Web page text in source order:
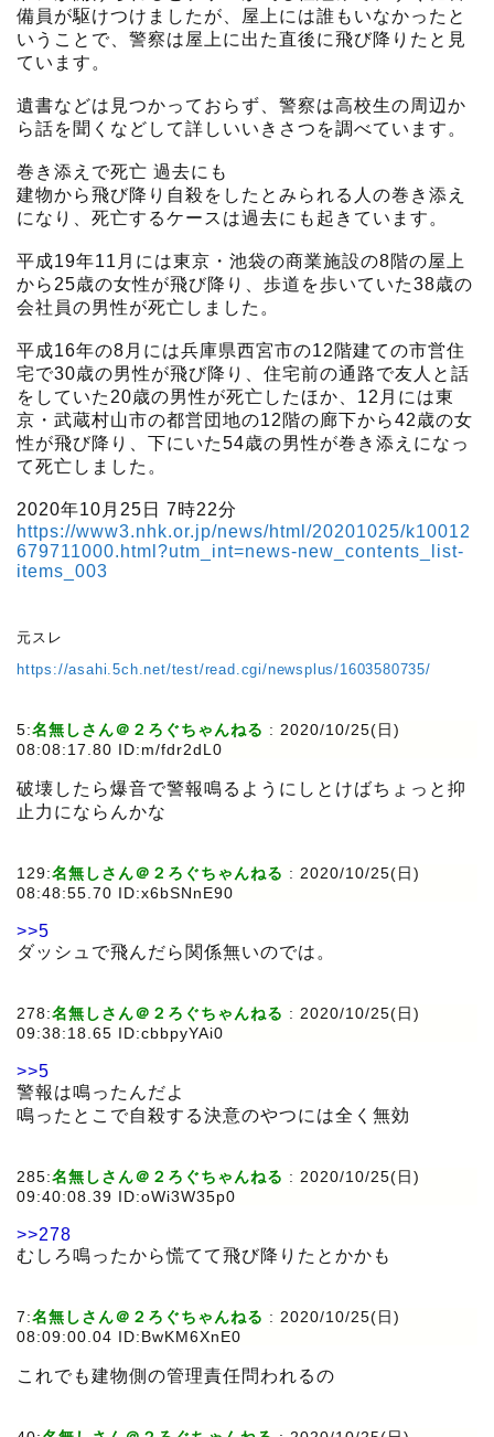
備員が駆けつけましたが、屋上には誰もいなかったと
いうことで、警察は屋上に出た直後に飛び降りたと見
ています。
遺書などは見つかっておらず、警察は高校生の周辺か
ら話を聞くなどして詳しいいきさつを調べています。
巻き添えで死亡 過去にも
建物から飛び降り自殺をしたとみられる人の巻き添え
になり、死亡するケースは過去にも起きています。
平成19年11月には東京・池袋の商業施設の8階の屋上
から25歳の女性が飛び降り、歩道を歩いていた38歳の
会社員の男性が死亡しました。
平成16年の8月には兵庫県西宮市の12階建ての市営住
宅で30歳の男性が飛び降り、住宅前の通路で友人と話
をしていた20歳の男性が死亡したほか、12月には東
京・武蔵村山市の都営団地の12階の廊下から42歳の女
性が飛び降り、下にいた54歳の男性が巻き添えになっ
て死亡しました。
2020年10月25日 7時22分
https://www3.nhk.or.jp/news/html/20201025/k10012
679711000.html?utm_int=news-new_contents_list-
items_003
元スレ
https://asahi.5ch.net/test/read.cgi/newsplus/1603580735/
5:名無しさん＠２ろぐちゃんねる : 2020/10/25(日)
08:08:17.80 ID:m/fdr2dL0
破壊したら爆音で警報鳴るようにしとけばちょっと抑
止力にならんかな
129:名無しさん＠２ろぐちゃんねる : 2020/10/25(日)
08:48:55.70 ID:x6bSNnE90
>>5
ダッシュで飛んだら関係無いのでは。
278:名無しさん＠２ろぐちゃんねる : 2020/10/25(日)
09:38:18.65 ID:cbbpyYAi0
>>5
警報は鳴ったんだよ
鳴ったとこで自殺する決意のやつには全く無効
285:名無しさん＠２ろぐちゃんねる : 2020/10/25(日)
09:40:08.39 ID:oWi3W35p0
>>278
むしろ鳴ったから慌てて飛び降りたとかかも
7:名無しさん＠２ろぐちゃんねる : 2020/10/25(日)
08:09:00.04 ID:BwKM6XnE0
これでも建物側の管理責任問われるの